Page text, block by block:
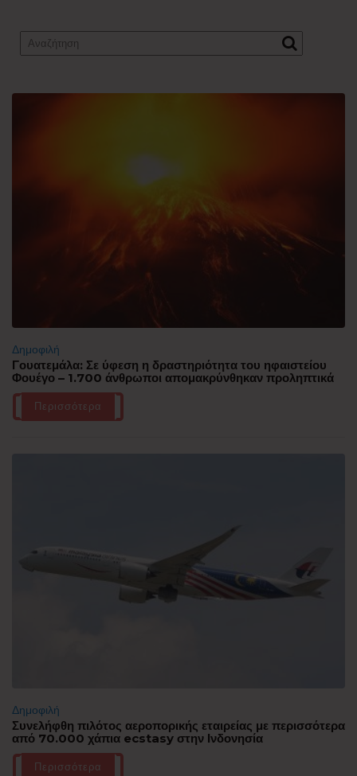
Δημοφιλή
Γουατεμάλα: Σε ύφεση η δραστηριότητα του ηφαιστείου
Φουέγο – 1.700 άνθρωποι απομακρύνθηκαν προληπτικά
Περισσότερα
Δημοφιλή
Συνελήφθη πιλότος αεροπορικής εταιρείας με περισσότερα
από 70.000 χάπια ecstasy στην Ινδονησία
Περισσότερα